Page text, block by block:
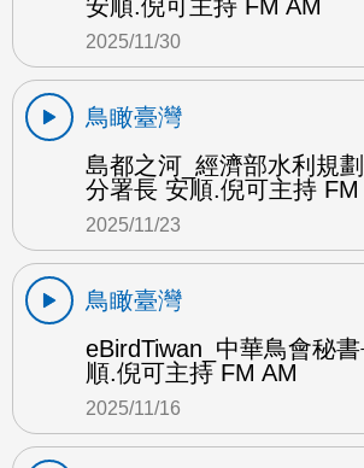
安順.倪可主持 FM AM
2025/11/30
鳥瞰臺灣
島都之河_經濟部水利規
分署長 安順.倪可主持 FM
2025/11/23
鳥瞰臺灣
eBirdTiwan_中華鳥會秘
順.倪可主持 FM AM
2025/11/16